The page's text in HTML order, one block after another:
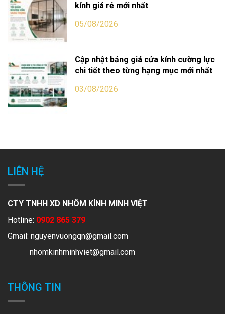
kính giá rẻ mới nhất
05/08/2026
Cập nhật bảng giá cửa kính cường lực
chi tiết theo từng hạng mục mới nhất
03/08/2026
LIÊN HỆ
CTY TNHH XD NHÔM KÍNH MINH VIỆT
Hotline: 0902 865 379
Gmail: nguyenvuongqn@gmail.com
nhomkinhminhviet@gmail.com
THÔNG TIN